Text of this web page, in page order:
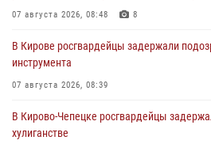
07 августа 2026, 08:48 8
В Кирове росгвардейцы задержали
инструмента
07 августа 2026, 08:39
В Кирово-Чепецке росгвардейцы
хулиганстве